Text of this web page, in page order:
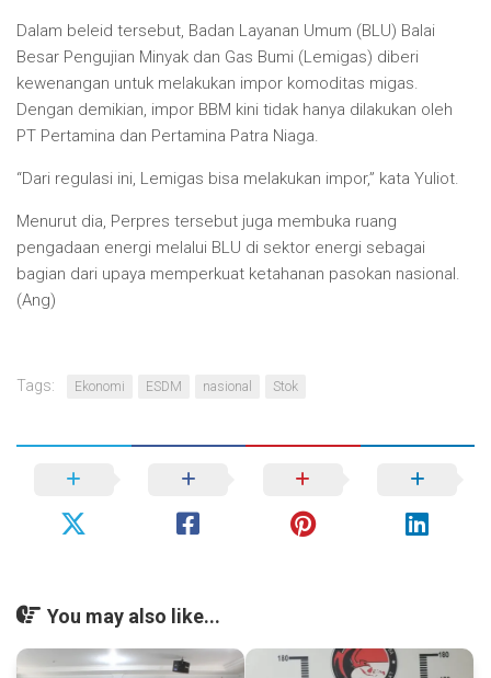
Dalam beleid tersebut, Badan Layanan Umum (BLU) Balai
Besar Pengujian Minyak dan Gas Bumi (Lemigas) diberi
kewenangan untuk melakukan impor komoditas migas.
Dengan demikian, impor BBM kini tidak hanya dilakukan oleh
PT Pertamina dan Pertamina Patra Niaga.
“Dari regulasi ini, Lemigas bisa melakukan impor,” kata Yuliot.
Menurut dia, Perpres tersebut juga membuka ruang
pengadaan energi melalui BLU di sektor energi sebagai
bagian dari upaya memperkuat ketahanan pasokan nasional.
(Ang)
Tags: Ekonomi ESDM nasional Stok
You may also like...